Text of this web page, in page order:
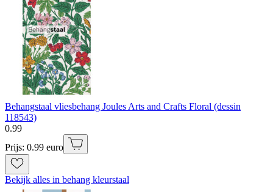
Behangstaal vliesbehang Joules Arts and Crafts Floral (dessin
118543)
0.99
Prijs: 0.99 euro
Bekijk alles in behang kleurstaal